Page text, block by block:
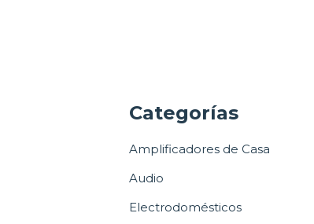
Categorías
Amplificadores de Casa
Audio
Electrodomésticos